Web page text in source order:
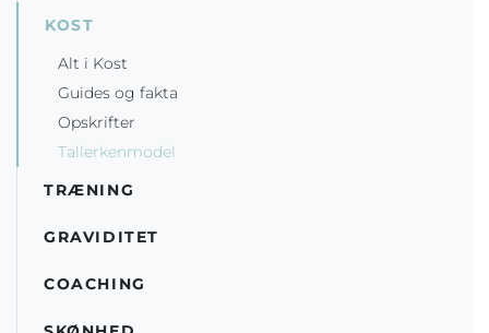
KOST
Alt i Kost
Guides og fakta
Opskrifter
Tallerkenmodel
TRÆNING
GRAVIDITET
COACHING